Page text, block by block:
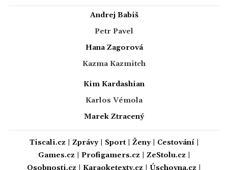
Andrej Babiš
Petr Pavel
Hana Zagorová
Kazma Kazmitch
Kim Kardashian
Karlos Vémola
Marek Ztracený
Tiscali.cz Zprávy| Sport| Ženy| Cestování|
Games.cz
Profigamers.cz ZeStolu.cz
Osobnosti.cz
Karaoketexty.cz Úschovna.cz